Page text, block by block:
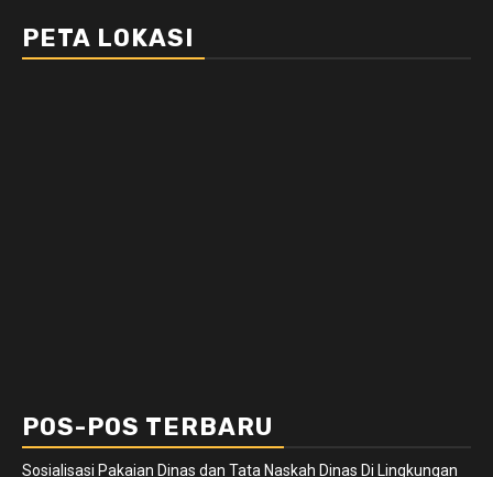
PETA LOKASI
POS-POS TERBARU
Sosialisasi Pakaian Dinas dan Tata Naskah Dinas Di Lingkungan